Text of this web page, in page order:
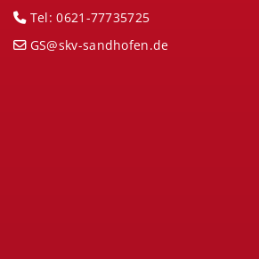
Tel: 0621-77735725
GS@skv-sandhofen.de